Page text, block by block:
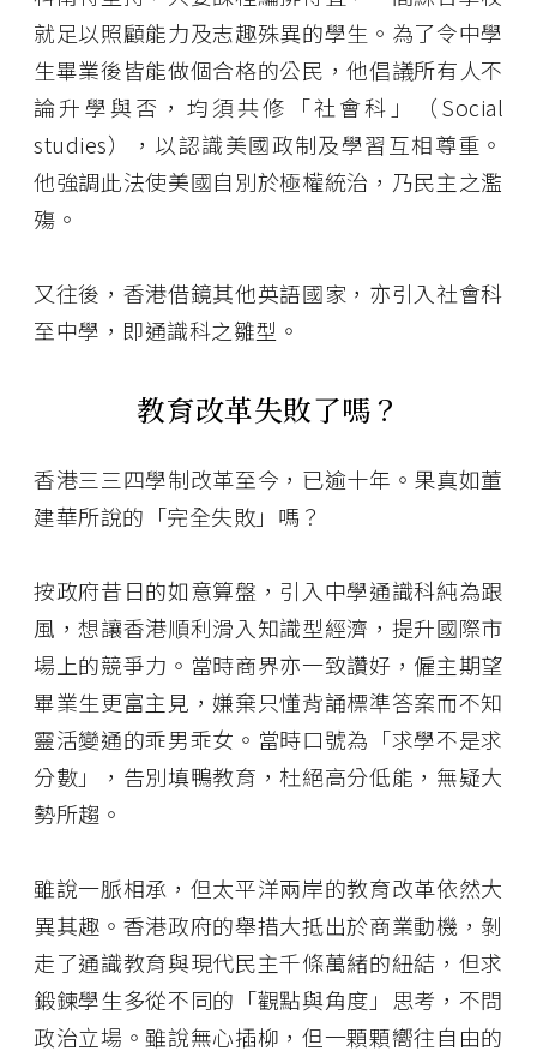
就足以照顧能力及志趣殊異的學生。為了令中學
生畢業後皆能做個合格的公民，他倡議所有人不
論升學與否，均須共修「社會科」（Social
studies），以認識美國政制及學習互相尊重。
他強調此法使美國自別於極權統治，乃民主之濫
殤。
又往後，香港借鏡其他英語國家，亦引入社會科
至中學，即通識科之雛型。
教育改革失敗了嗎？
香港三三四學制改革至今，已逾十年。果真如董
建華所說的「完全失敗」嗎？
按政府昔日的如意算盤，引入中學通識科純為跟
風，想讓香港順利滑入知識型經濟，提升國際市
場上的競爭力。當時商界亦一致讚好，僱主期望
畢業生更富主見，嫌棄只懂背誦標準答案而不知
靈活變通的乖男乖女。當時口號為「求學不是求
分數」，告別填鴨教育，杜絕高分低能，無疑大
勢所趨。
雖說一脈相承，但太平洋兩岸的教育改革依然大
異其趣。香港政府的舉措大抵出於商業動機，剝
走了通識教育與現代民主千條萬緒的紐結，但求
鍛鍊學生多從不同的「觀點與角度」思考，不問
政治立場。雖說無心插柳，但一顆顆嚮往自由的